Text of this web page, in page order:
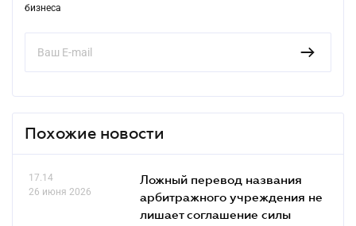
бизнеса
Похожие новости
17.14
26 июня 2026
Ложный перевод названия
арбитражного учреждения не
лишает соглашение силы